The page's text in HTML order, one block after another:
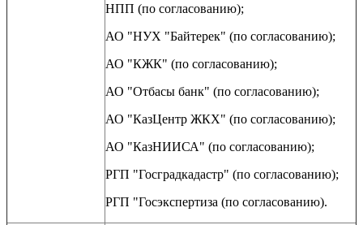
НПП (по согласованию);
АО "НУХ "Байтерек" (по согласованию);
АО "КЖК" (по согласованию);
АО "Отбасы банк" (по согласованию);
АО "КазЦентр ЖКХ" (по согласованию);
АО "КазНИИСА" (по согласованию);
РГП "Госградкадастр" (по согласованию);
РГП "Госэкспертиза (по согласованию).